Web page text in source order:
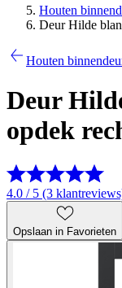
Houten
Deur Hilde
Houten
Deur
opdek
4.0 / 5 (3
Opslaan in Favorieten